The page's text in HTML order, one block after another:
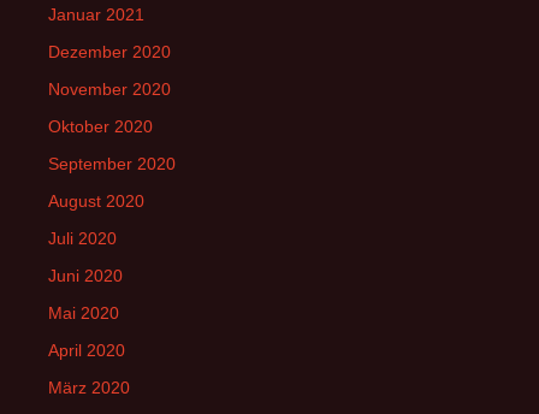
Januar 2021
Dezember 2020
November 2020
Oktober 2020
September 2020
August 2020
Juli 2020
Juni 2020
Mai 2020
April 2020
März 2020